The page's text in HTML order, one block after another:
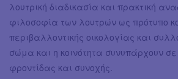
λουτρική διαδικασία και πρακτική
φιλοσοφία των λουτρών ως πρότυπο
περιβαλλοντικής οικολογίας και
σώμα και η κοινότητα συνυπάρχουν
φροντίδας και συνοχής.